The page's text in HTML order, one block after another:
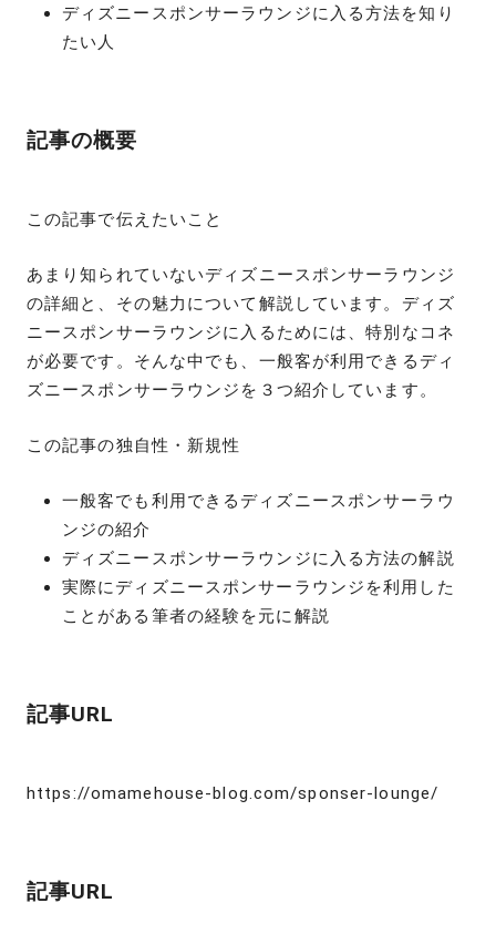
ディズニースポンサーラウンジに入る方法を知り
たい人
記事の概要
この記事で伝えたいこと
あまり知られていないディズニースポンサーラウンジ
の詳細と、その魅力について解説しています。ディズ
ニースポンサーラウンジに入るためには、特別なコネ
が必要です。そんな中でも、一般客が利用できるディ
ズニースポンサーラウンジを３つ紹介しています。
この記事の独自性・新規性
一般客でも利用できるディズニースポンサーラウ
ンジの紹介
ディズニースポンサーラウンジに入る方法の解説
実際にディズニースポンサーラウンジを利用した
ことがある筆者の経験を元に解説
記事URL
https://omamehouse-blog.com/sponser-lounge/
記事URL